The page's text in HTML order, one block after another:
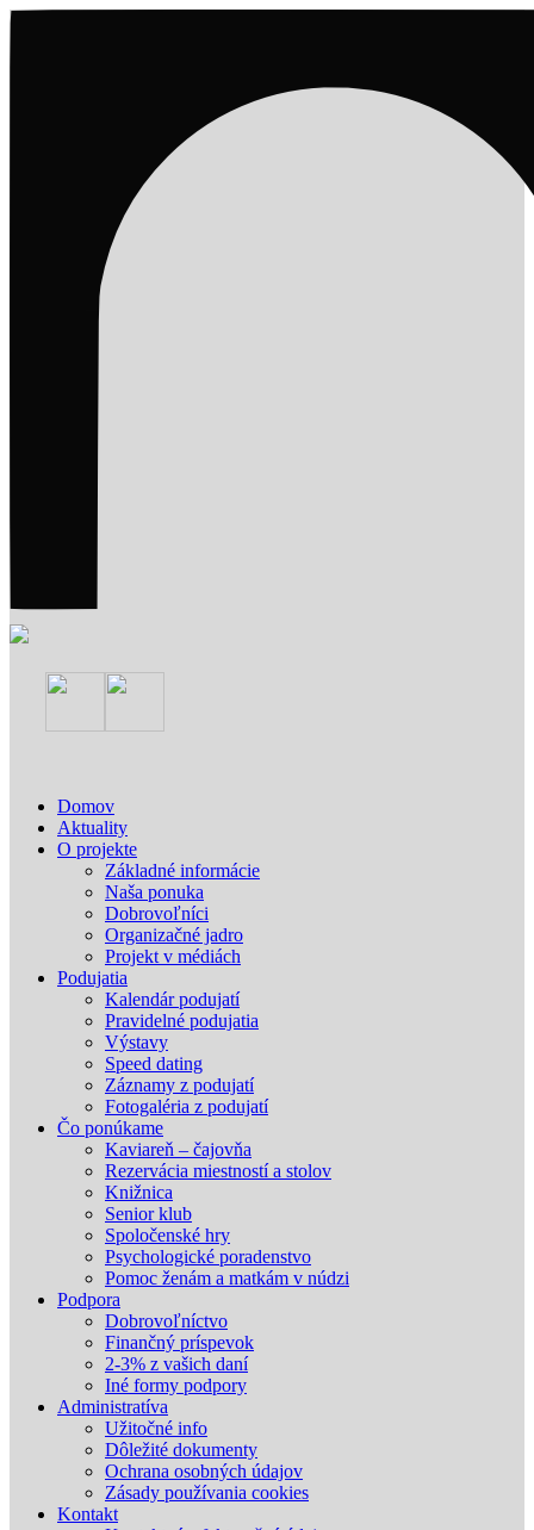
Domov
Aktuality
O projekte
Základné informácie
Naša ponuka
Dobrovoľníci
Organizačné jadro
Projekt v médiách
Podujatia
Kalendár podujatí
Pravidelné podujatia
Výstavy
Speed dating
Záznamy z podujatí
Fotogaléria z podujatí
Čo ponúkame
Kaviareň – čajovňa
Rezervácia miestností a stolov
Knižnica
Senior klub
Spoločenské hry
Psychologické poradenstvo
Pomoc ženám a matkám v núdzi
Podpora
Dobrovoľníctvo
Finančný príspevok
2-3% z vašich daní
Iné formy podpory
Administratíva
Užitočné info
Dôležité dokumenty
Ochrana osobných údajov
Zásady používania cookies
Kontakt